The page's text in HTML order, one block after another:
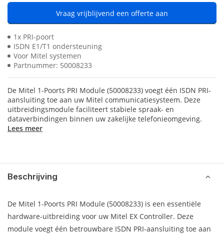
Vraag vrijblijvend een offerte aan
1x PRI-poort
ISDN E1/T1 ondersteuning
Voor Mitel systemen
Partnummer: 50008233
De Mitel 1-Poorts PRI Module (50008233) voegt één ISDN PRI-
aansluiting toe aan uw Mitel communicatiesysteem. Deze
uitbreidingsmodule faciliteert stabiele spraak- en
dataverbindingen binnen uw zakelijke telefonieomgeving.
Lees meer
Beschrijving
De Mitel 1-Poorts PRI Module (50008233) is een essentiële
hardware-uitbreiding voor uw Mitel EX Controller. Deze
module voegt één betrouwbare ISDN PRI-aansluiting toe aan